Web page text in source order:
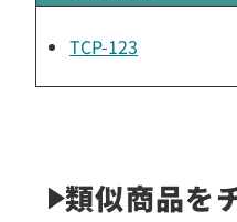
TCP-123
類似商品を